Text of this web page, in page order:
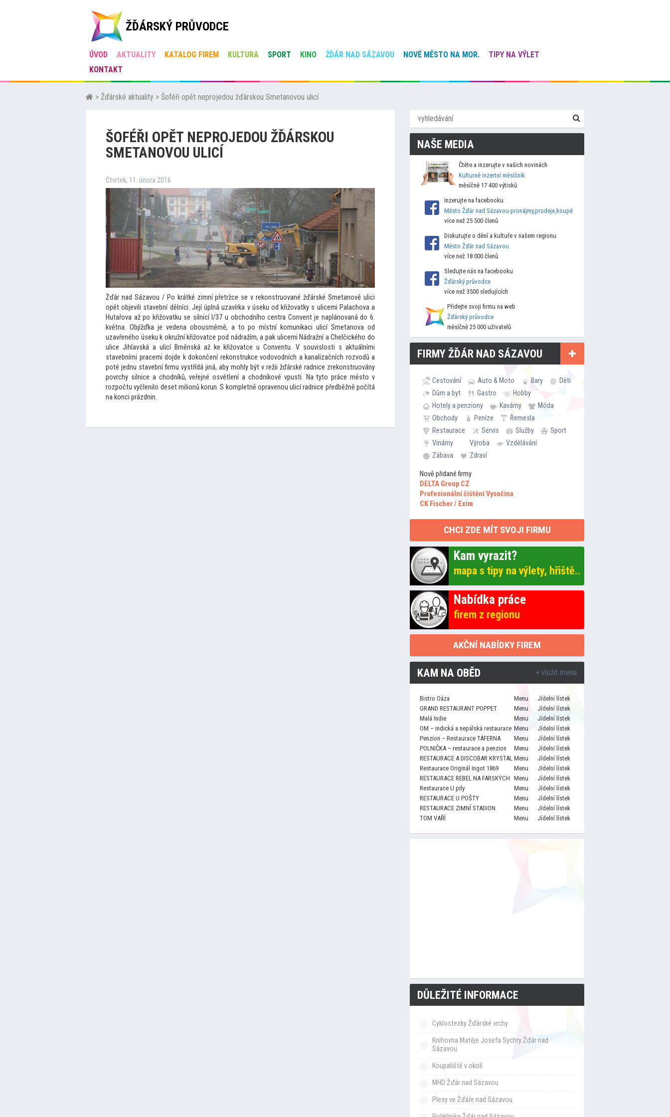
ŽĎÁRSKÝ PRŮVODCE
ÚVOD AKTUALITY KATALOG FIREM KULTURA SPORT KINO ŽĎÁR NAD SÁZAVOU NOVÉ MĚSTO NA MOR.
TIPY NA VÝLET
KONTAKT
> Žďárské aktuality > Šoféři opět neprojedou žďárskou Smetanovou ulicí
ŠOFÉŘI OPĚT NEPROJEDOU ŽĎÁRSKOU
SMETANOVOU ULICÍ
Čtvrtek, 11. února 2016
Žďár nad Sázavou / Po krátké zimní přetržce se v rekonstruované žďárské Smetanově ulici
opět objevili stavební dělníci. Její úplná uzavírka v úseku od křižovatky s ulicemi Palachova a
Hutařova až po křižovatku se silnicí I/37 u obchodního centra Convent je naplánovaná do 6.
května. Objížďka je vedena obousměrně, a to po místní komunikaci ulicí Smetanova od
uzavřeného úseku k okružní křižovatce pod nádražím, a pak ulicemi Nádražní a Chelčického do
ulice Jihlavská a ulicí Brněnská až ke křižovatce u Conventu. V souvislosti s aktuálními
stavebními pracemi dojde k dokončení rekonstrukce vodovodních a kanalizačních rozvodů a
poté jednu stavební firmu vystřídá jiná, aby mohly být v režii žďárské radnice zrekonstruovány
povrchy silnice a chodníků, veřejné osvětlení a chodníkové vpusti. Na tyto práce město v
rozpočtu vyčlenilo deset milionů korun. S kompletně opravenou ulicí radnice předběžně počítá
na konci prázdnin.
NAŠE MEDIA
Čtěte a inzerujte v našich novinách
Kulturně inzertní měsíčník
měsíčně 17 400 výtisků
Inzerujte na facebooku
Město Žďár nad Sázavou-pronájmy,prodeje,koupě
více než 25 500 členů
Diskutujte o dění a kultuře v našem regionu
Město Žďár nad Sázavou
více než 18 000 členů
Sledujte nás na facebooku
Žďárský průvodce
více než 3500 sledujících
Přidejte svoji firmu na web
Žďárský průvodce
měsíčně 25 000 uživatelů
FIRMY ŽĎÁR NAD SÁZAVOU
Cestování Auto & Moto Bary
Děti
Dům a byt
Gastro
Hobby
Hotely a penziony
Kavárny
Móda
Obchody
Peníze
Řemesla
Restaurace
Servis Služby
Sport
Vinárny
Výroba
Vzdělávání
Zábava
Zdraví
Nově přidané firmy
DELTA Group CZ
Profesionální čištění Vysočina
CK Fischer / Exim
CHCI ZDE MÍT SVOJI FIRMU
Kam vyrazit?
mapa s tipy na výlety, hřiště..
Nabídka práce
firem z regionu
AKČNÍ NABÍDKY FIREM
KAM NA OBĚD + vložit menu
Bistro Oáza Menu
Jídelní lístek
GRAND RESTAURANT POPPET
Menu
Jídelní lístek
Malá Indie
Menu
Jídelní lístek
OM – indická a nepálská restaurace Menu
Jídelní lístek
Penzion – Restaurace TÁFERNA
Menu
Jídelní lístek
POLNIČKA – restaurace a penzion
Menu
Jídelní lístek
RESTAURACE A DISCOBAR KRYSTAL Menu
Jídelní lístek
Restaurace Originál Ingot 1869
Menu
Jídelní lístek
RESTAURACE REBEL NA FARSKÝCH Menu
Jídelní lístek
Restaurace U pily
Menu
Jídelní lístek
RESTAURACE U POŠTY
Menu
Jídelní lístek
RESTAURACE ZIMNÍ STADION
Menu
Jídelní lístek
TOM VAŘÍ
Menu Jídelní lístek
DŮLEŽITÉ INFORMACE
Cyklostezky Žďárské vrchy
Knihovna Matěje Josefa Sychry Žďár nad
Sázavou
Koupaliště v okolí
MHD Žďár nad Sázavou
Plesy ve Žďáře nad Sázavou